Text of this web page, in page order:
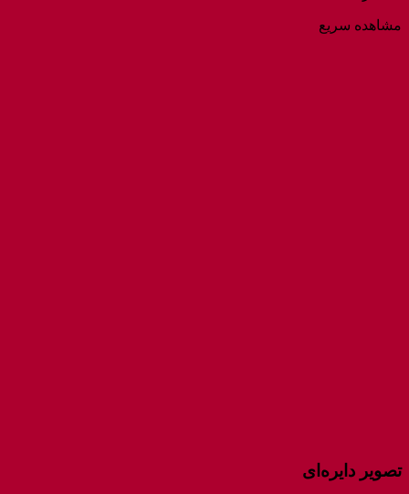
مشاهده سریع
تصویر دایره‌ای